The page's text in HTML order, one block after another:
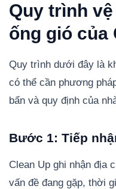
Quy trình
ống gió của
Quy trình dưới đây là
có thể cần phương
bẩn và quy định của
Bước 1: Tiếp
Clean Up ghi nhận địa
vấn đề đang gặp, thời